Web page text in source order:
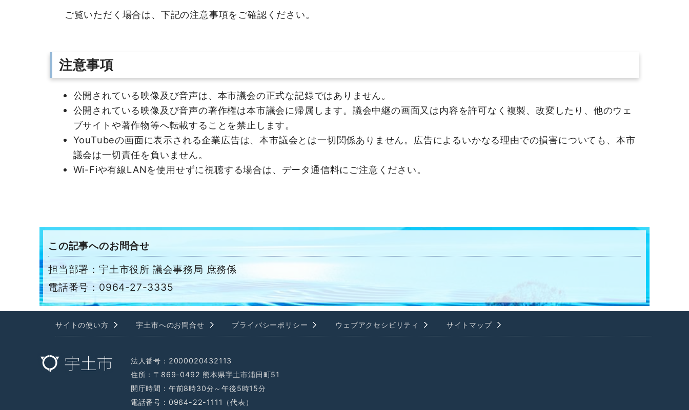
ご覧いただく場合は、下記の注意事項をご確認ください。
注意事項
公開されている映像及び音声は、本市議会の正式な記録ではありません。
公開されている映像及び音声の著作権は本市議会に帰属します。議会中継の画面又は内容を許可なく複製、改変したり、他のウェ
ブサイトや著作物等へ転載することを禁止します。
YouTubeの画面に表示される企業広告は、本市議会とは一切関係ありません。広告によるいかなる理由での損害についても、本市
議会は一切責任を負いません。
Wi-Fiや有線LANを使用せずに視聴する場合は、データ通信料にご注意ください。
この記事へのお問合せ
担当部署：宇土市役所 議会事務局 庶務係
電話番号：0964-27-3335
サイトの使い方 宇土市へのお問合せ プライバシーポリシー ウェブアクセシビリティ サイトマップ
法人番号：2000020432113
住所：〒869-0492 熊本県宇土市浦田町51
開庁時間：午前8時30分～午後5時15分
電話番号：0964-22-1111（代表）